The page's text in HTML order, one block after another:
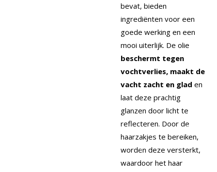
bevat, bieden
ingrediënten voor een
goede werking en een
mooi uiterlijk. De olie
beschermt tegen
vochtverlies, maakt de
vacht zacht en glad en
laat deze prachtig
glanzen door licht te
reflecteren. Door de
haarzakjes te bereiken,
worden deze versterkt,
waardoor het haar